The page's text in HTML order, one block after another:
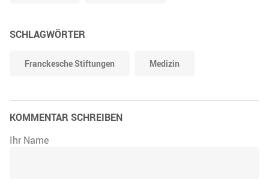
SCHLAGWÖRTER
Franckesche Stiftungen Medizin
KOMMENTAR SCHREIBEN
Ihr Name